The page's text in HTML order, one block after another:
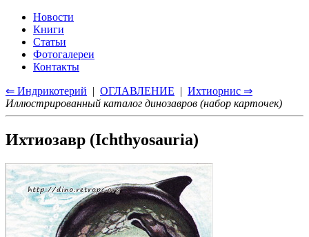
Новости
Книги
Статьи
Фотогалереи
Контакты
⇐ Индрикотерий | ОГЛАВЛЕНИЕ | Ихтиорнис ⇒
Иллюстрированный каталог динозавров (набор карточек)
Ихтиозавр (Ichthyosauria)